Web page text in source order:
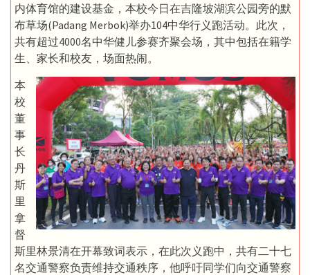
内体育馆的建设基金，本校今日在吉隆坡湖滨公园旁的默
布草场(Padang Merbok)举办104中华行义跑活动。此次，
共有超过4000名中华健儿参赛齐聚会场，其中包括在籍学
生、家长和校友，场面热闹。
本
校
董
事
长
丹
斯
里
拿
督
斯里林景清在开幕致词表示，在此次义跑中，共有二十七
名交通警察负责维持交通秩序，他呼吁同学们向交通警察